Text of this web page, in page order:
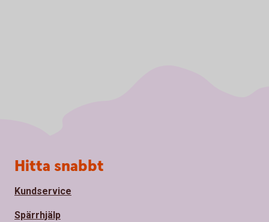
Sidfot
Hitta snabbt
Kundservice
Spärrhjälp